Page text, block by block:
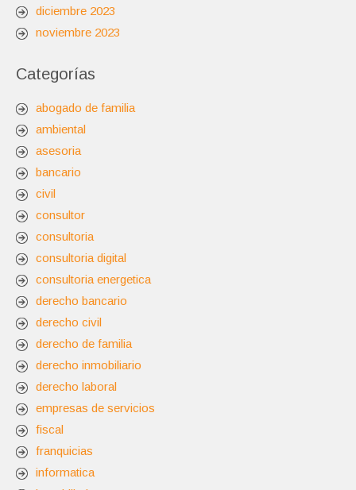
diciembre 2023
noviembre 2023
Categorías
abogado de familia
ambiental
asesoria
bancario
civil
consultor
consultoria
consultoria digital
consultoria energetica
derecho bancario
derecho civil
derecho de familia
derecho inmobiliario
derecho laboral
empresas de servicios
fiscal
franquicias
informatica